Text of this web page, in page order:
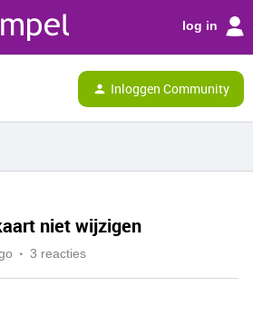
log in
Inloggen Community
niet wijzigen
3 reacties